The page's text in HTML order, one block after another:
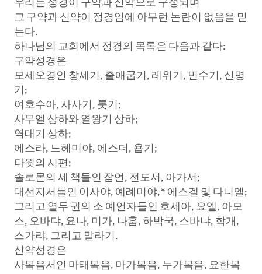
우리는 성경이 구약과 신약으로 구성되며
그 구약과 신약이 정경임에 아무런 논란이 없음을 믿
는다.
하나님의 교회에서 정경의 목록은 다음과 같다:
구약성경은
모세오경인 창세기, 출애굽기, 레위기, 민수기, 신명
기;
여호수아, 사사기, 룻기;
사무엘 상하와 열왕기 상하;
역대기 상하;
에스라, 느헤미야, 에스더, 욥기;
다윗의 시편;
솔로몬의 세 책들인 잠언, 전도서, 아가서;
대선지서들인 이사야, 예례미야,* 에스겔 및 다니엘;
그리고 열두 권의 소 예언자들인 호세아, 요엘, 아모
스, 오바댜, 요나, 미가, 나훔, 하박국, 스바냐, 학개,
스가랴, 그리고 말라기.
신약성경은
사복음서인 마태복음, 마가복음, 누가복음, 요한복